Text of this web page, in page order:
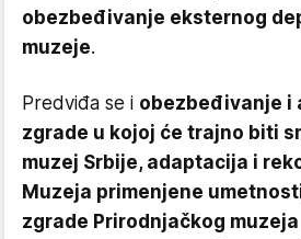
obezbeđivanje eksternog
muzeje.
Predviđa se i obezbeđivanje i
zgrade u kojoj će trajno biti
muzej Srbije, adaptacija i
Muzeja primenjene
zgrade Prirodnjačkog